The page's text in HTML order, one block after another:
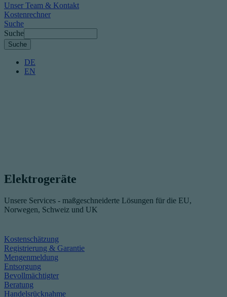
Unser Team & Kontakt
Kostenrechner
Suche
Suche
DE
EN
Elektrogeräte
Unsere Services - maßgeschneiderte Lösungen für die EU,
Norwegen, Schweiz und UK
Kostenschätzung
Registrierung & Garantie
Mengenmeldung
Entsorgung
Bevollmächtigter
Beratung
Handelsrücknahme